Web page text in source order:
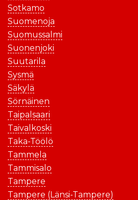
Sotkamo
Suomenoja
Suomussalmi
Suonenjoki
Suutarila
Sysmä
Säkylä
Sörnäinen
Taipalsaari
Taivalkoski
Taka-Töölö
Tammela
Tammisalo
Tampere
Tampere (Länsi-Tampere)